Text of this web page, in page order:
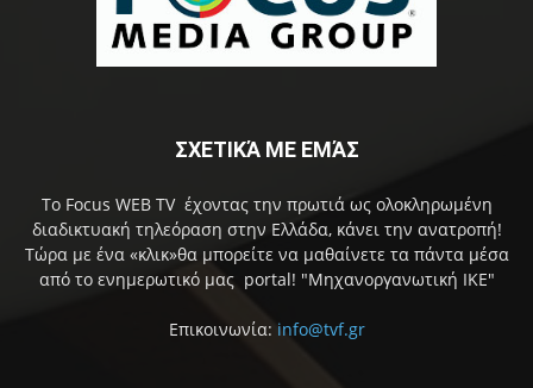
ΣΧΕΤΙΚΆ ΜΕ ΕΜΆΣ
Το Focus WEB TV έχοντας την πρωτιά ως ολοκληρωμένη
διαδικτυακή τηλεόραση στην Ελλάδα, κάνει την ανατροπή!
Τώρα με ένα «κλικ»θα μπορείτε να μαθαίνετε τα πάντα μέσα
από το ενημερωτικό μας portal! "Μηχανοργανωτική ΙΚΕ"
Επικοινωνία: info@tvf.gr